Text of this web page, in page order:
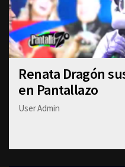
Renata Dragón
en Pantallazo
User Admin